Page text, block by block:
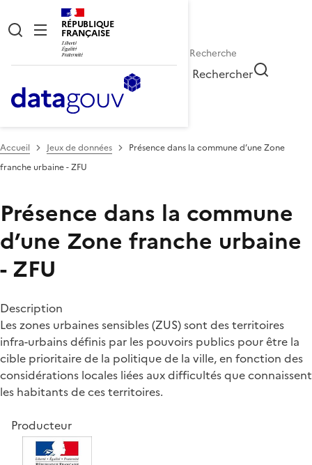
RÉPUBLIQUE
FRANÇAISE
Rechercher
Accueil Jeux de données
Présence dans la commune d’une Zone
franche urbaine - ZFU
Présence dans la commune
d’une Zone franche urbaine
- ZFU
Description
Les zones urbaines sensibles (ZUS) sont des territoires
infra-urbains définis par les pouvoirs publics pour être la
cible prioritaire de la politique de la ville, en fonction des
considérations locales liées aux difficultés que connaissent
les habitants de ces territoires.
Producteur